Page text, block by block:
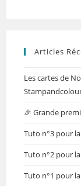
Articles
Les cartes de
🎉 Grande
Tuto n°3 pour
Tuto n°2 pour
Tuto n°1 pour